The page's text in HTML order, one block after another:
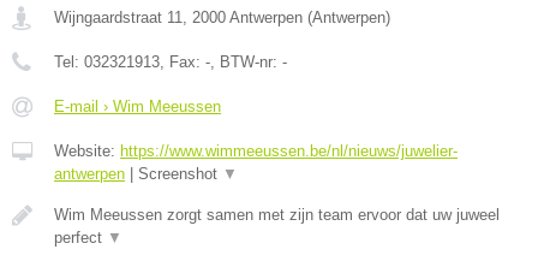
Wijngaardstraat 11, 2000 Antwerpen (Antwerpen)
Tel: 032321913, Fax: -, BTW-nr: -
E-mail › Wim Meeussen
Website: https://www.wimmeeussen.be/nl/nieuws/juwelier-
antwerpen
Screenshot ▼
Wim Meeussen zorgt samen met zijn team ervoor dat uw juweel
perfect ▼